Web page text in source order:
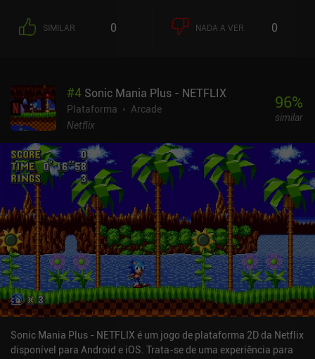
SIMILAR 0 NADA A VER 0
#4 Sonic Mania Plus - NETFLIX
Plataforma
Arcade
Netflix
96%
similar
Sonic Mania Plus - NETFLIX é um jogo de plataforma 2D da Netflix
disponível para Android e iOS. Trata-se de uma experiência para